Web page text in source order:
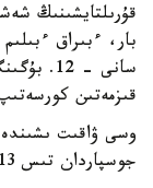
قۇرىلتايشىنىڭ
بار، ءبىراق
قىزمەتىن
وسى ۋاقىت ىشىندە
جوسپاردان تىس 13 تەكسەرۋ جۇرگىزىلدى.